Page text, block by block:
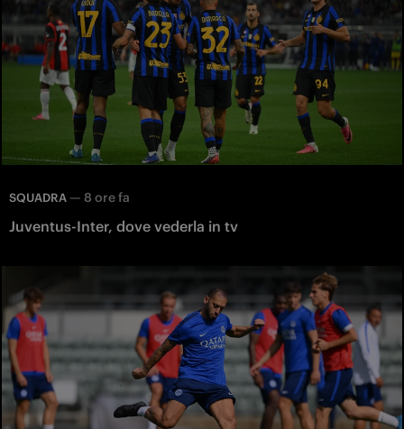
SQUADRA — 8 ore fa
Juventus-Inter, dove vederla in tv